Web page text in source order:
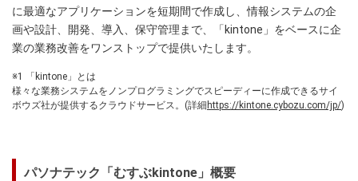
に最適なアプリケーションを短期間で作成し、情報システムの企
画や設計、開発、導入、保守管理まで、「kintone」をベースに企
業の業務改善をワンストップで提供いたします。
※1 「kintone」とは
様々な業務システムをノンプログラミングでスピーディーに作成できるサイ
ボウズ社が提供するクラウドサービス。(詳細 https://kintone.cybozu.com/jp/)
パソナテック「むすぶkintone」概要